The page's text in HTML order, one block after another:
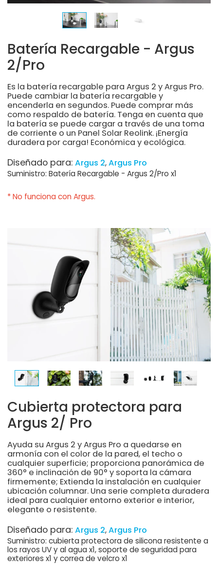
Batería Recargable - Argus
2/Pro
Es la batería recargable para Argus 2 y Argus Pro.
Puede cambiar la batería recargable y
encenderla en segundos. Puede comprar más
como respaldo de batería. Tenga en cuenta que
la batería se puede cargar a través de una toma
de corriente o un Panel Solar Reolink. ¡Energía
duradera por carga! Económica y ecológica.
Diseñado para: Argus 2 Argus Pro
Suministro: Batería Recargable - Argus 2/Pro x1
* No funciona con Argus.
Cubierta protectora para
Argus 2/ Pro
Ayuda su Argus 2 y Argus Pro a quedarse en
armonía con el color de la pared, el techo o
cualquier superficie; proporciona panorámica de
360° e inclinación de 90° y soporta la cámara
firmemente; Extienda la instalación en cualquier
ubicación columnar. Una serie completa duradera
ideal para cualquier entorno exterior e interior,
elegante o resistente.
Diseñado para: Argus 2 Argus Pro
Suministro: cubierta protectora de silicona resistente a
los rayos UV y al agua x1, soporte de seguridad para
exteriores x1 y correa de velcro x1